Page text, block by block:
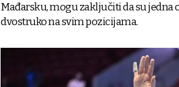
Mađarsku, mogu zaključiti da su jedna
dvostruko na svim pozicijama.